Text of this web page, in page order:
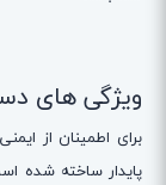
ویژگی های
برای اطمینان از